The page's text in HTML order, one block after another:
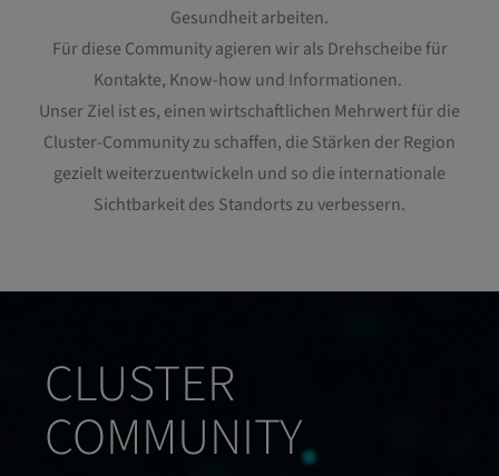
Gesundheit arbeiten.
Für diese Community agieren wir als Drehscheibe für
Kontakte, Know-how und Informationen.
Unser Ziel ist es, einen wirtschaftlichen Mehrwert für die
Cluster-Community zu schaffen, die Stärken der Region
gezielt weiterzuentwickeln und so die internationale
Sichtbarkeit des Standorts zu verbessern.
CLUSTER
COMMUNITY